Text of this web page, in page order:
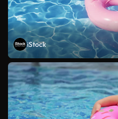
iStock